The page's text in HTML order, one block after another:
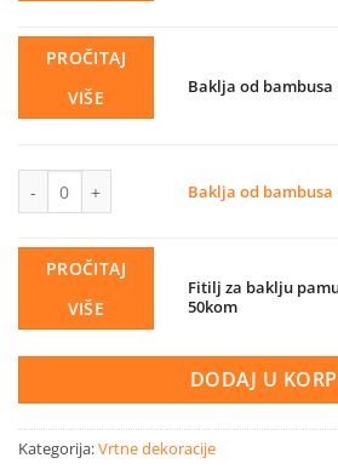
PROČITAJ
VIŠE
Baklja od bambusa
Baklja od bambusa 150 cm količina
Baklja od bambusa
PROČITAJ
VIŠE
Fitilj za baklju
50kom
DODAJ U
Kategorija:Vrtne dekoracije